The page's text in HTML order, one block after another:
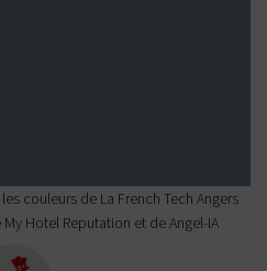
couleurs de La French Tech Angers
My Hotel Reputation et deAngel-IA